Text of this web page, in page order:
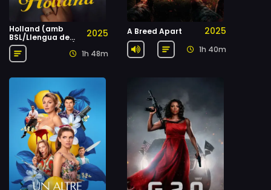
Holland (amb
BSL/Llengua de
signes britànica)
2025
1h 48m
A Breed Apart 2025
1h 40m